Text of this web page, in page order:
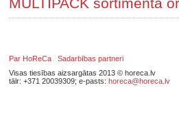
Par HoReCa
Sadarbības partneri
Visas tiesības aizsargātas 2013 © horeca.lv
tālr: +371 20039309; e-pasts: horeca@horeca.lv